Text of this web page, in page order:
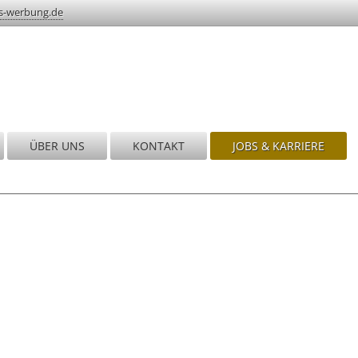
werbung.de
ÜBER UNS KONTAKT JOBS & KARRIERE